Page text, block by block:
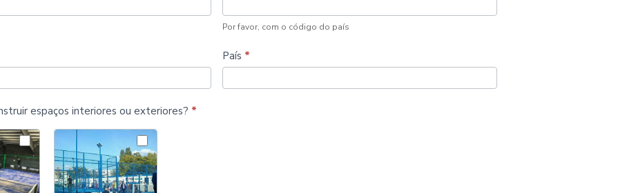
Por favor, com o código do país
País *
espaços interiores ou exteriores? *